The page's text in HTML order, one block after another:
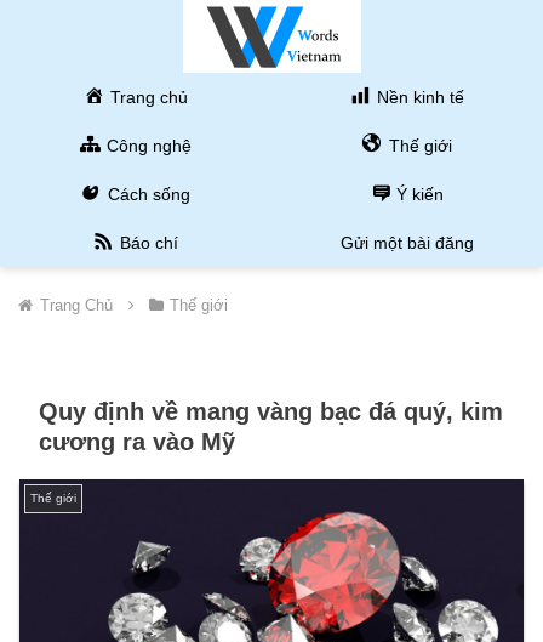
Trang chủ Nền kinh tế
Công nghệ Thế giới
Cách sống Ý kiến
Báo chí Gửi một bài đăng
Trang Chủ Thế giới
Quy định về mang vàng bạc đá quý, kim
cương ra vào Mỹ
Thế giới